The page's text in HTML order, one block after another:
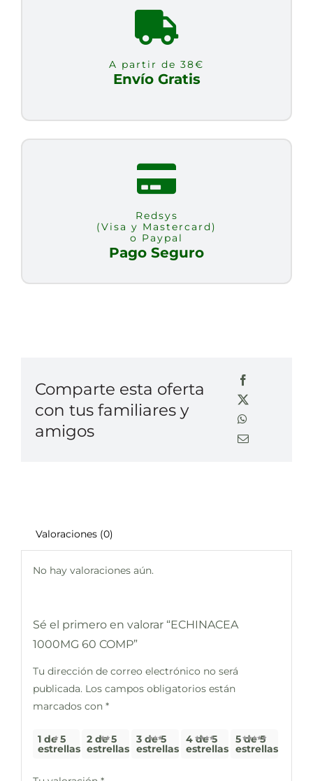
A partir de 38€
Envío Gratis
Redsys
(Visa y Mastercard)
o Paypal
Pago Seguro
Comparte esta oferta
con tus familiares y
amigos
Valoraciones (0)
No hay valoraciones aún.
Sé el primero en valorar “ECHINACEA
1000MG 60 COMP”
Tu dirección de correo electrónico no será
publicada. Los campos obligatorios están
marcados con *
1 de 5
estrellas
2 de 5
estrellas
3 de 5
estrellas
4 de 5
estrellas
5 de 5
estrellas